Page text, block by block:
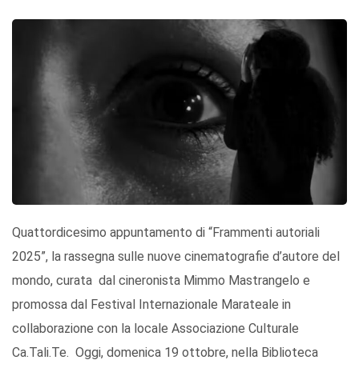
Quattordicesimo appuntamento di “Frammenti autoriali
2025”, la rassegna sulle nuove cinematografie d’autore del
mondo, curata dal cineronista Mimmo Mastrangelo e
promossa dal Festival Internazionale Marateale in
collaborazione con la locale Associazione Culturale
Ca.Tali.Te. Oggi, domenica 19 ottobre, nella Biblioteca